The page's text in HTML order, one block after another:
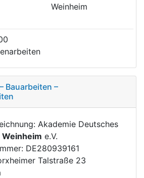
Weinheim
Bauarbeiten –
Akademie Deutsches
Weinheim e.V.
DE280939161
Talstraße 23